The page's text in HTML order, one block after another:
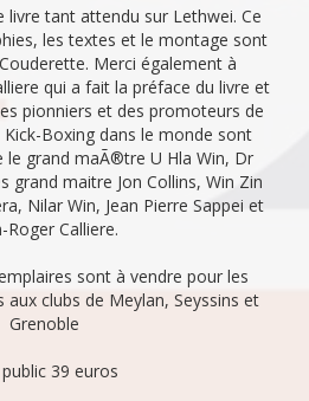
livre tant attendu sur Lethwei. Ce
les textes et le montage sont
Merci également à
qui a fait la préface du livre et
pionniers et des promoteurs de
Boxing dans le monde sont
le grand maÃ®tre U Hla Win, Dr
grand maitre Jon Collins, Win Zin
Nilar Win, Jean Pierre Sappei et
Roger Calliere.
sont à vendre pour les
aux clubs de Meylan, Seyssins et
Grenoble
39 euros